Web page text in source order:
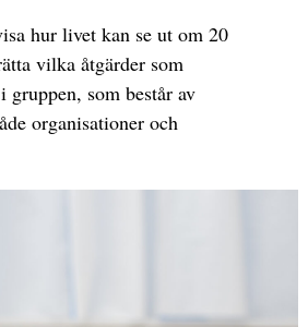
hur livet kan se ut om 20
vilka åtgärder som
som består av
organisationer och